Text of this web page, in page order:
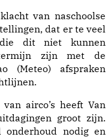
van naschoolse
dat er te veel
dit niet kunnen
zijn met de
(Meteo) afspraken
airco’s heeft Van
groot zijn.
onderhoud nodig en